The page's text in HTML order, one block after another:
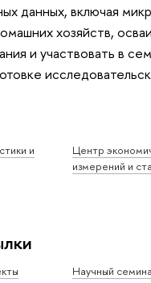
данных, включая
хозяйств,
и участвовать в
и
Центр
измерений и
Научный